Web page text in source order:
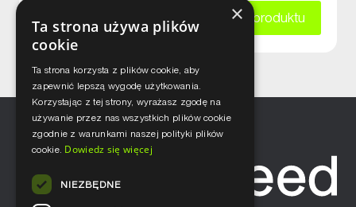
Zapytaj o kartę katalogową produktu
×
Ta strona używa plików
cookie
Ta strona korzysta z plików cookie, aby
zapewnić lepszą wygodę użytkowania.
Korzystając z tej strony, wyrażasz zgodę na
używanie przez nas wszystkich plików cookie
zgodnie z warunkami naszej polityki plików
cookie. Dowiedz się więcej
NIEZBĘDNE